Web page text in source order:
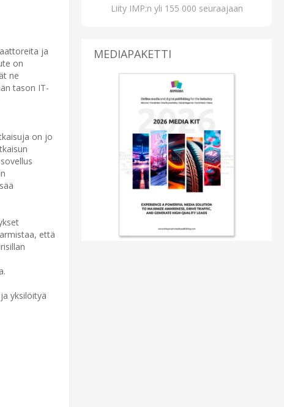
ja
on
ne
tason IT-
on jo
että
yksilöityä
Liity IMP:n yli 155 000 seuraajaan
MEDIAPAKETTI